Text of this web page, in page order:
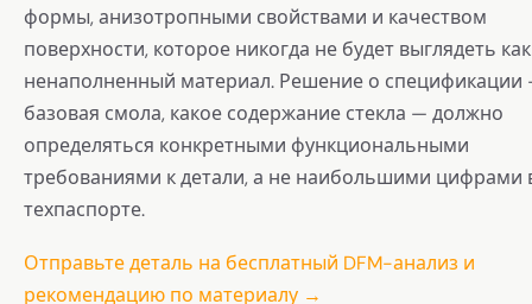
формы, анизотропными свойствами и качеством
поверхности, которое никогда не будет выглядеть как
ненаполненный материал. Решение о спецификации
базовая смола, какое содержание стекла — должно
определяться конкретными функциональными
требованиями к детали, а не наибольшими цифрами
техпаспорте.
Отправьте деталь на бесплатный DFM-анализ и
рекомендацию по материалу →